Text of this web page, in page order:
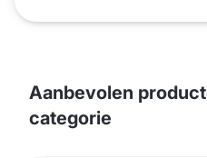
Aanbevolen
categorie